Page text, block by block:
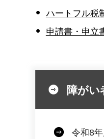
ハートフル税
申請書・申立
障がい
令和8